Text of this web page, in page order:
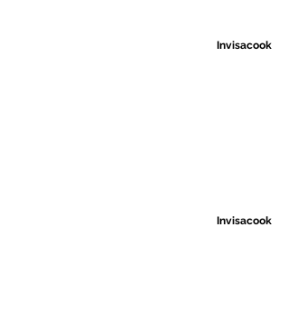
Invisacook
Invisacook